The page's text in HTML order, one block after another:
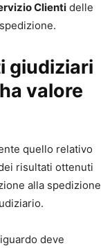
Clienti delle
giudiziari
valore
quello relativo
risultati ottenuti
alla spedizione
deve